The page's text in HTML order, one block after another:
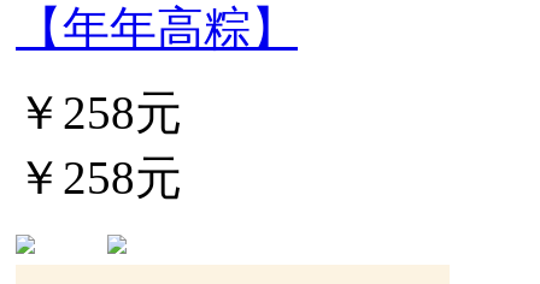
【年年高粽】
￥258元
￥258元